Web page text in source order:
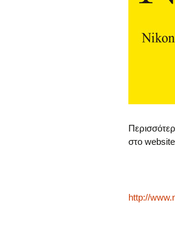
στο website
http://